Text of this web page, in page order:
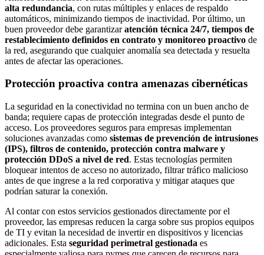
alta redundancia, con rutas múltiples y enlaces de respaldo
automáticos, minimizando tiempos de inactividad. Por último, un
buen proveedor debe garantizaratención técnica 24/7, tiempos de
restablecimiento definidos en contrato y monitoreo proactivo de
la red, asegurando que cualquier anomalía sea detectada y resuelta
antes de afectar las operaciones.
Protección proactiva contra amenazas cibernéticas
La seguridad en la conectividad no termina con un buen ancho de
banda; requiere capas de protección integradas desde el punto de
acceso. Los proveedores seguros para empresas implementan
soluciones avanzadas como sistemas de prevención de intrusiones
(IPS), filtros de contenido, protección contra malware y
protección DDoS a nivel de red. Estas tecnologías permiten
bloquear intentos de acceso no autorizado, filtrar tráfico malicioso
antes de que ingrese a la red corporativa y mitigar ataques que
podrían saturar la conexión.
Al contar con estos servicios gestionados directamente por el
proveedor, las empresas reducen la carga sobre sus propios equipos
de TI y evitan la necesidad de invertir en dispositivos y licencias
adicionales. Esta seguridad perimetral gestionada es